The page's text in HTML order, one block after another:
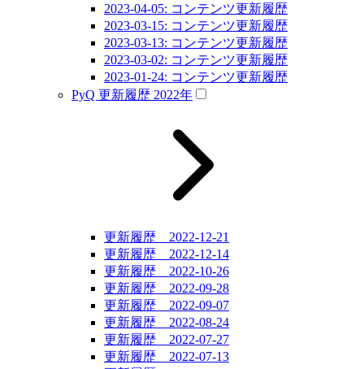
2023-04-05: コンテンツ更新履歴
2023-03-15: コンテンツ更新履歴
2023-03-13: コンテンツ更新履歴
2023-03-02: コンテンツ更新履歴
2023-01-24: コンテンツ更新履歴
PyQ 更新履歴 2022年
更新履歴 2022-12-21
更新履歴 2022-12-14
更新履歴 2022-10-26
更新履歴 2022-09-28
更新履歴 2022-09-07
更新履歴 2022-08-24
更新履歴 2022-07-27
更新履歴 2022-07-13